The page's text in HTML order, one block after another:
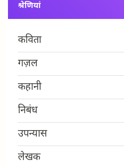
श्रेणियां
कविता
गज़ल
कहानी
निबंध
उपन्यास
लेखक